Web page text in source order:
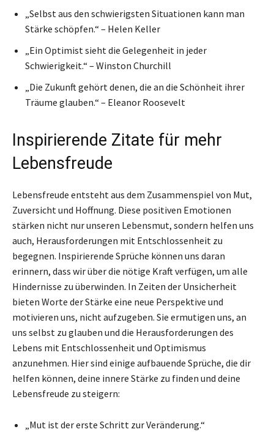
„Selbst aus den schwierigsten Situationen kann man
Stärke schöpfen.“ – Helen Keller
„Ein Optimist sieht die Gelegenheit in jeder
Schwierigkeit.“ – Winston Churchill
„Die Zukunft gehört denen, die an die Schönheit ihrer
Träume glauben.“ – Eleanor Roosevelt
Inspirierende Zitate für mehr
Lebensfreude
Lebensfreude entsteht aus dem Zusammenspiel von Mut,
Zuversicht und Hoffnung. Diese positiven Emotionen
stärken nicht nur unseren Lebensmut, sondern helfen uns
auch, Herausforderungen mit Entschlossenheit zu
begegnen. Inspirierende Sprüche können uns daran
erinnern, dass wir über die nötige Kraft verfügen, um alle
Hindernisse zu überwinden. In Zeiten der Unsicherheit
bieten Worte der Stärke eine neue Perspektive und
motivieren uns, nicht aufzugeben. Sie ermutigen uns, an
uns selbst zu glauben und die Herausforderungen des
Lebens mit Entschlossenheit und Optimismus
anzunehmen. Hier sind einige aufbauende Sprüche, die dir
helfen können, deine innere Stärke zu finden und deine
Lebensfreude zu steigern:
„Mut ist der erste Schritt zur Veränderung.“